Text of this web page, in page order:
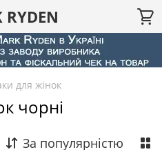
RYDEN
для жінок
чорні
За популярністю